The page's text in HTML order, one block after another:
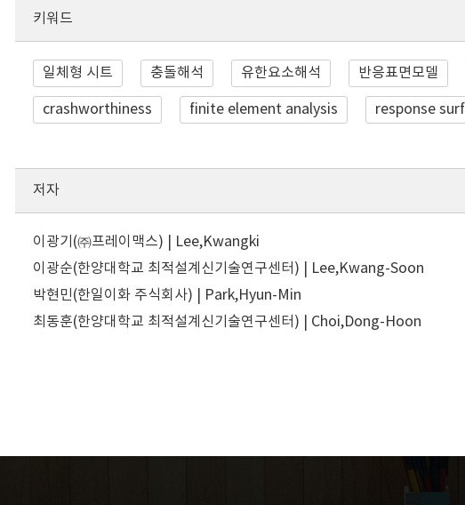
키워드
일체형 시트 충돌해석 유한요소해석 반응표면모델
crashworthiness finite element analysis response
저자
이광기(㈜프레이맥스) | Lee,Kwangki
이광순(한양대학교 최적설계신기술연구센터) | Lee,Kwang-Soon
박현민(한일이화 주식회사) | Park,Hyun-Min
최동훈(한양대학교 최적설계신기술연구센터) | Choi,Dong-Hoon